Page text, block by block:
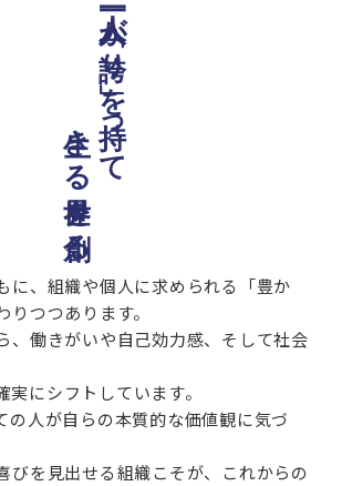
一人一人が「誇り」を持って
生きる世界を創る
に、組織や個人に求められる「豊か
りつつあります。
、働きがいや自己効力感、そして社会
にシフトしています。
の人が自らの本質的な価値観に気づ
びを見出せる組織こそが、これからの